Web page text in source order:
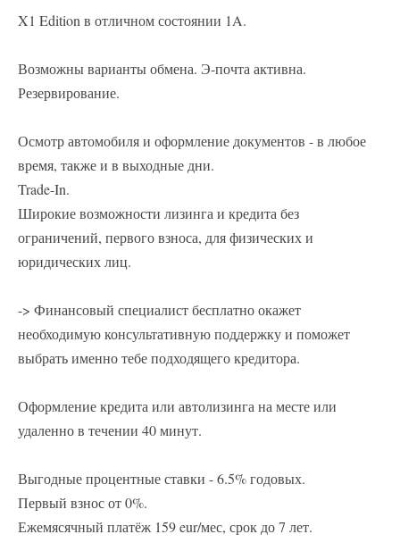
X1 Edition в отличном состоянии 1A.
Возможны варианты обмена. Э-почта активна.
Резервирование.
Осмотр автомобиля и оформление документов - в любое
время, также и в выходные дни.
Trade-In.
Широкие возможности лизинга и кредита без
ограничений, первого взноса, для физических и
юридических лиц.
-> Финансовый специалист бесплатно окажет
необходимую консультативную поддержку и поможет
выбрать именно тебе подходящего кредитора.
Оформление кредита или автолизинга на месте или
удаленно в течении 40 минут.
Выгодные процентные ставки - 6.5% годовых.
Первый взнос от 0%.
Ежемясячный платёж 159 eur/мес, срок до 7 лет.